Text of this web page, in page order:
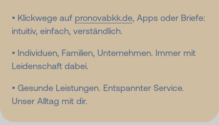
• Klickwege auf pronovabkk.de, Apps oder Briefe:
intuitiv, einfach, verständlich.
• Individuen, Familien, Unternehmen. Immer mit
Leidenschaft dabei.
• Gesunde Leistungen. Entspannter Service.
Unser Alltag mit dir.